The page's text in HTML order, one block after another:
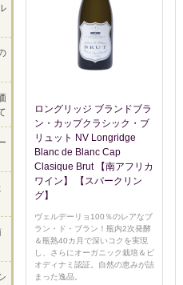
ロングリッジ ブランドブラ
ン・カップクラシック・ブ
リュット NV Longridge
Blanc de Blanc Cap
Clasique Brut 【南アフリカ
ワイン】 【スパークリン
グ】
ヴェルデーリョ100％のレアなブ
ラン・ド・ブラン！瓶内2次発酵
＆瓶熟40カ月で深いコクを実現
し、さらにオーガニック栽培＆ビ
オディナミ認証。自然の恵みが詰
まった逸品。